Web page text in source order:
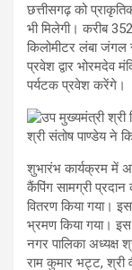
छत्तीसगढ़ को
भी मिलेगी। करीब
किलोमीटर लंबा जंगल
प्रवेश द्वार भोरमदेव
पर्यटक प्रवेश करेंगे।
शुभारंभ कार्यक्रम में
कैंपिंग सामग्री प्रदान
वितरण किया गया।
भ्रमण किया गया।
नगर पालिका अध्यक्ष
राम कुमार भट्ट, श्री